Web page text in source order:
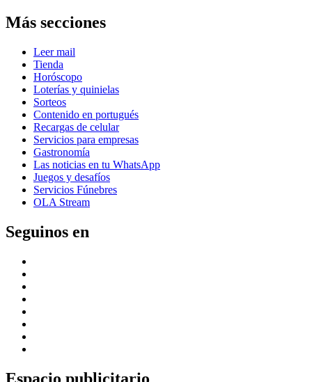
Más secciones
Leer mail
Tienda
Horóscopo
Loterías y quinielas
Sorteos
Contenido en portugués
Recargas de celular
Servicios para empresas
Gastronomía
Las noticias en tu WhatsApp
Juegos y desafíos
Servicios Fúnebres
OLA Stream
Seguinos en